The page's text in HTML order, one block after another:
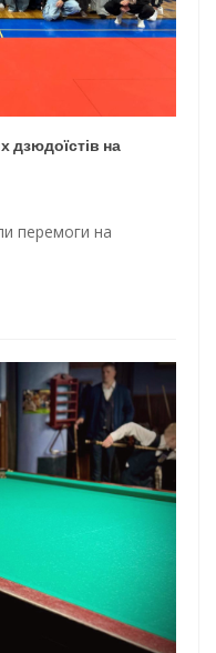
дзюдоїстів на
перемоги на